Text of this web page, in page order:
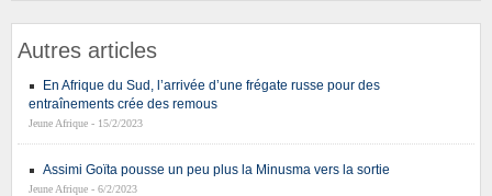
Autres articles
En Afrique du Sud, l’arrivée d’une frégate russe pour des
entraînements crée des remous
Jeune Afrique - 15/2/2023
Assimi Goïta pousse un peu plus la Minusma vers la sortie
Jeune Afrique - 6/2/2023